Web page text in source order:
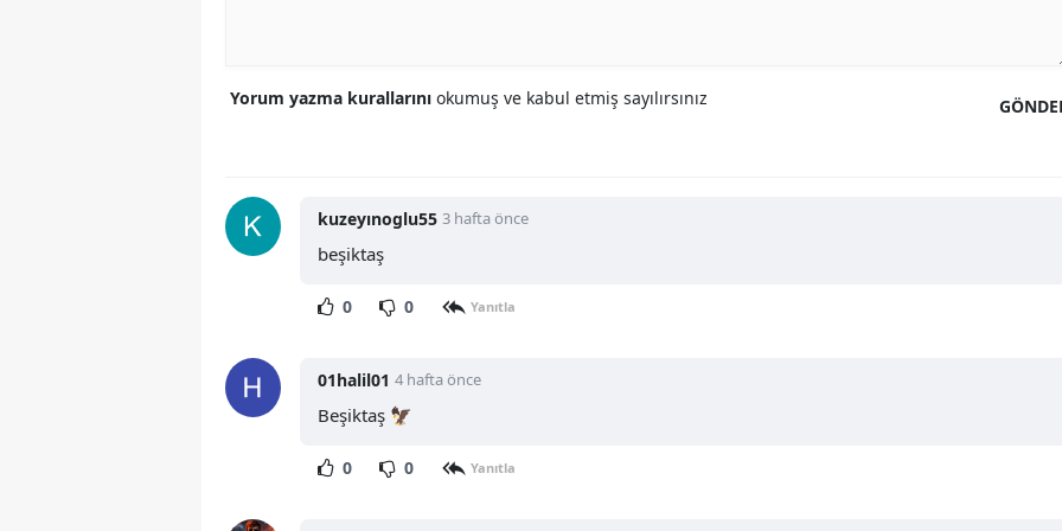
Yorum yazma kurallarını okumuş ve kabul etmiş sayılırsınız
kuzeyınoglu55 3 hafta önce
beşiktaş
0 0 Yanıtla
01halil01 4 hafta önce
Beşiktaş 🦅
0 0 Yanıtla